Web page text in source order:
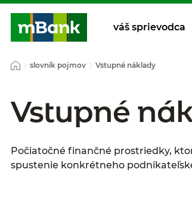
váš sprievodca
slovník pojmov Vstupné náklady
Vstupné
Počiatočné finančné prostriedky,
spustenie konkrétneho